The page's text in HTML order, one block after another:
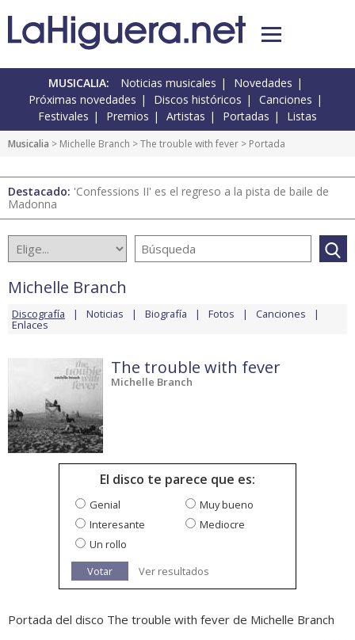
MUSICALIA: Noticias musicales
Novedades
Próximas novedades
Discos históricos
Canciones
Festivales
Premios Artistas Portadas Listas
Musicalia > Michelle Branch >The trouble with fever > Portada
Destacado: 'Confessions II' es el regreso a la pista de baile de
Madonna
Michelle Branch
Discografía Noticias Biografía Fotos Canciones
Enlaces
The trouble with fever
Michelle Branch
El disco te parece que es:
Genial
Muy bueno
Interesante
Mediocre
Un rollo
Votar
Ver resultados
Portada del disco The trouble with fever de Michelle Branch